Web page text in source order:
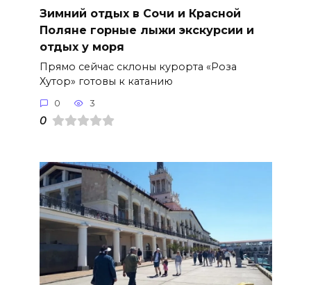
Зимний отдых в Сочи и Красной
Поляне горные лыжи экскурсии и
отдых у моря
Прямо сейчас склоны курорта «Роза
Хутор» готовы к катанию
0 3
0